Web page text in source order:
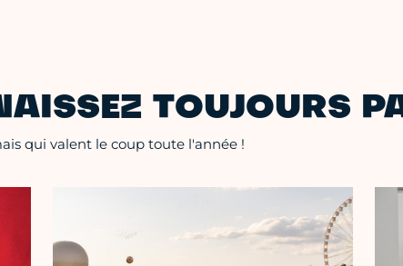
TOUJOURS
qui valent le coup toute l'année !